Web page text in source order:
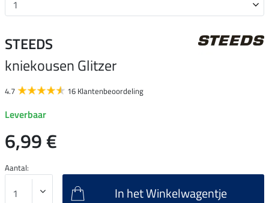
STEEDS
kniekousen Glitzer
4.7 16 Klantenbeoordeling
Leverbaar
6,99 €
Aantal:
In het Winkelwagentje